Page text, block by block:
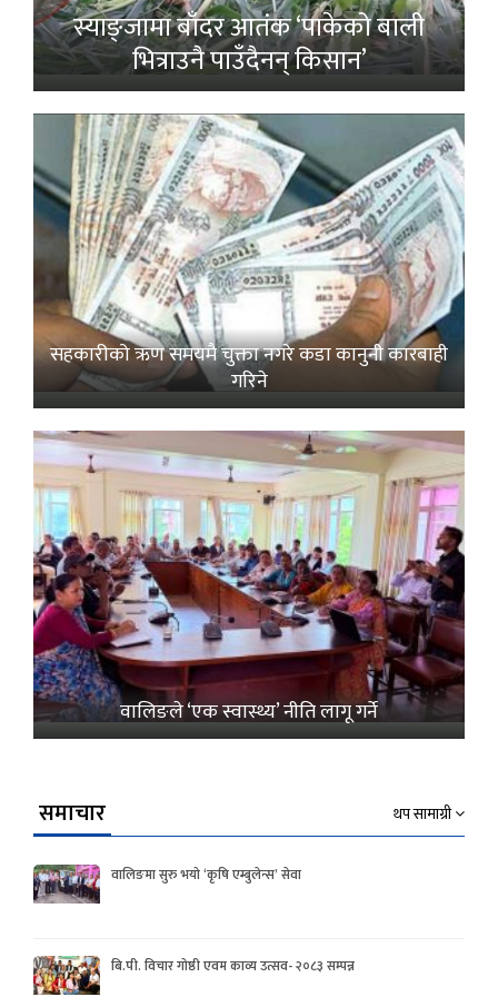
स्याङ्जामा बाँदर आतंक ‘पाकेको बाली
भित्राउनै पाउँदैनन् किसान’
सहकारीको ऋण समयमै चुक्ता नगरे कडा कानुनी कारबाही
गरिने
वालिङले ‘एक स्वास्थ्य’ नीति लागू गर्ने
समाचार थप सामाग्री
वालिङमा सुरु भयो ‘कृषि एम्बुलेन्स’ सेवा
बि.पी. विचार गोष्ठी एवम काव्य उत्सव- २०८३ सम्पन्न